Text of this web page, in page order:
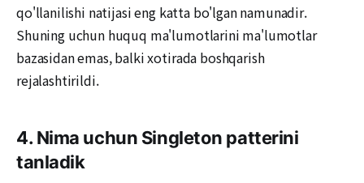
qo'llanilishi natijasi eng katta bo'lgan namunadir.
Shuning uchun huquq ma'lumotlarini ma'lumotlar
bazasidan emas, balki xotirada boshqarish
rejalashtirildi.
4. Nima uchun Singleton patterini
tanladik